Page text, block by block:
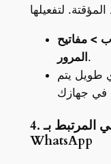
> مفاتيح
المرور.
طويل يتم
4. تأمين حساب بريدك الإلكتروني المرتبط بـ
WhatsApp